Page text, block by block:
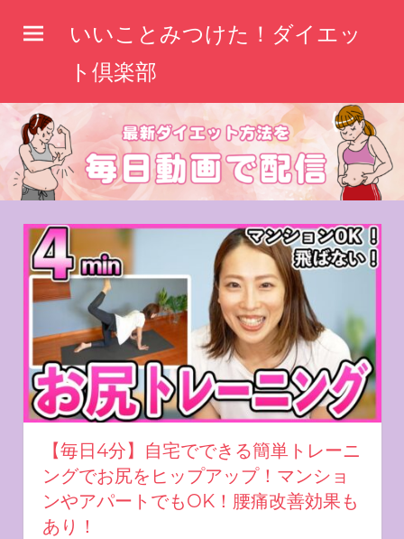
ス
キ
いいことみつけた！ダイエッ
ト倶楽部
【毎日4分】自宅でできる簡単トレーニ
ングでお尻をヒップアップ！マンショ
ンやアパートでもOK！腰痛改善効果も
あり！